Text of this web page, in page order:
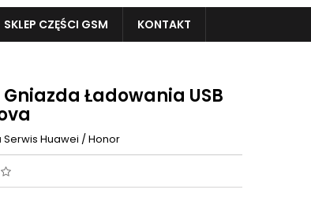
SKLEP CZĘŚCI GSM KONTAKT
Ładowania USB
Serwis Huawei / Honor